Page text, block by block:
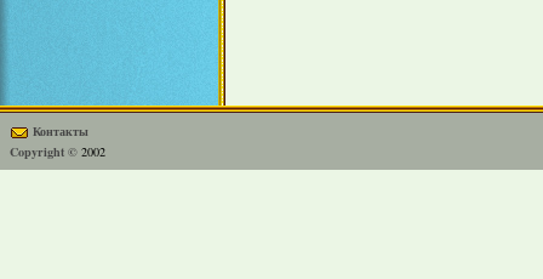
Контакты
Copyright © 2002